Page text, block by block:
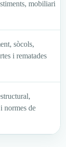
mobiliari
sòcols,
i rematades
normes de